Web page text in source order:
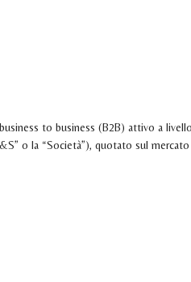
to business (B2B) attivo a
o la “Società”), quotato sul